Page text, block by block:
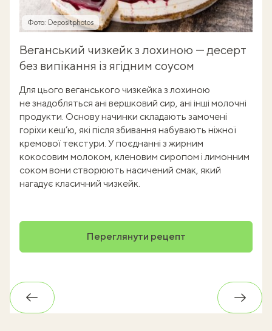
Фото: Depositphotos
Веганський чизкейк з лохиною — десерт
без випікання із ягідним соусом
Для цього веганського чизкейка з лохиною
не знадобляться ані вершковий сир, ані інші молочні
продукти. Основу начинки складають замочені
горіхи кеш’ю, які після збивання набувають ніжної
кремової текстури. У поєднанні з жирним
кокосовим молоком, кленовим сиропом і лимонним
соком вони створюють насичений смак, який
нагадує класичний чизкейк.
Переглянути рецепт
Назад